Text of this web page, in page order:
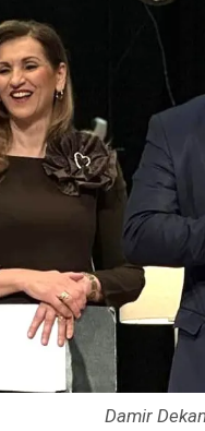
Damir